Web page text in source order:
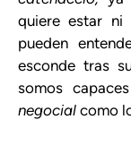
quiere estar ni
pueden
esconde tras
somos
negocial como